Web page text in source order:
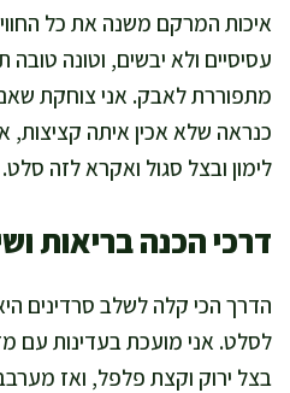
איכות המרקם משנה את כל
עסיסיים ולא יבשים, וטונה
מתפוררת לאבק. אני צוחקת שאם
כנראה שלא אכין איתה
לימון ובצל סגול ואקרא לזה סלט.
דרכי הכנה בריאות
הדרך הכי קלה לשלב סרדינים
לסלט. אני מועכת בעדינות עם
בצל ירוק וקצת פלפל, ואז